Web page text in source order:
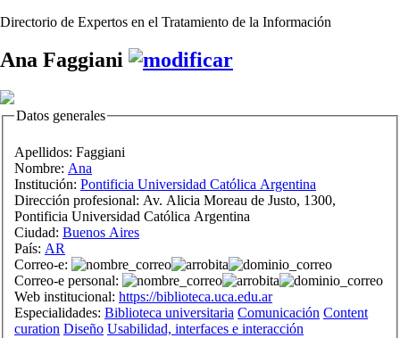
Directorio de Expertos en el Tratamiento de la Información
Ana Faggiani
Datos generales
Apellidos: Faggiani
Nombre: Ana
Institución: Pontificia Universidad Católica Argentina
Dirección profesional: Av. Alicia Moreau de Justo, 1300,
Pontificia Universidad Católica Argentina
Ciudad: Buenos Aires
País: AR
Correo-e:
Correo-e personal:
Web institucional: https://biblioteca.uca.edu.ar
Especialidades: Biblioteca universitaria Comunicación Content
curation Diseño Usabilidad, interfaces e interacción